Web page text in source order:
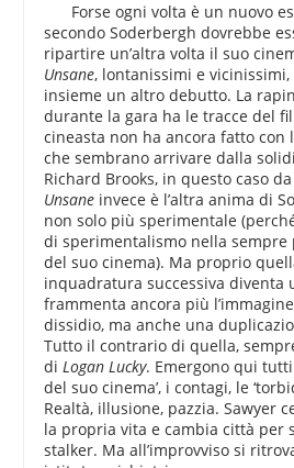
Forse ogni volta è un nuovo
secondo Soderbergh dovrebbe
ripartire un’altra volta il suo
Unsane, lontanissimi e vicinissimi,
insieme un altro debutto. La
durante la gara ha le tracce del
cineasta non ha ancora fatto con
che sembrano arrivare dalla
Richard Brooks, in questo caso
Unsane invece è l’altra anima di
non solo più sperimentale
di sperimentalismo nella sempre
del suo cinema). Ma proprio
inquadratura successiva diventa
frammenta ancora più
dissidio, ma anche una
Tutto il contrario di quella,
diLogan Lucky. Emergono qui tutti
del suo cinema’, i contagi, le
Realtà, illusione, pazzia. Sawyer
la propria vita e cambia città per
stalker. Ma all’improvviso si